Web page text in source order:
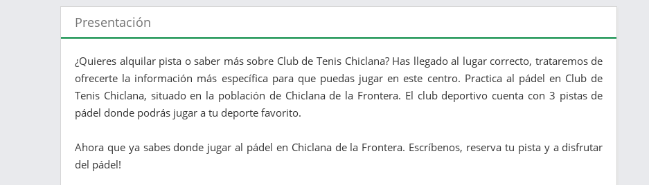
Presentación
¿Quieres alquilar pista o saber más sobre Club de Tenis Chiclana? Has llegado al lugar correcto, trataremos de
ofrecerte la información más específica para que puedas jugar en este centro. Practica al pádel en Club de
Tenis Chiclana, situado en la población de Chiclana de la Frontera. El club deportivo cuenta con 3 pistas de
pádel donde podrás jugar a tu deporte favorito.
Ahora que ya sabes donde jugar al pádel en Chiclana de la Frontera. Escríbenos, reserva tu pista y a disfrutar
del pádel!